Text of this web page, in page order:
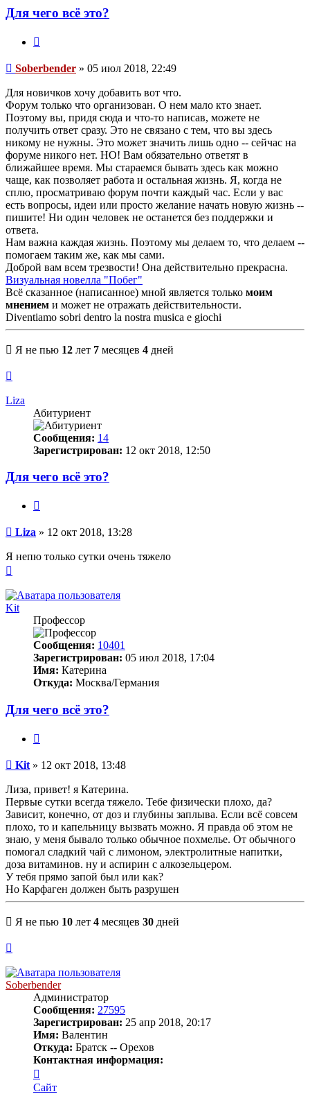
Soberbender
Для чего всё это?
Сообщение
Soberbender » 05 июл 2018, 22:49
Для новичков хочу добавить вот что.
Форум только что организован. О нем мало кто знает.
Поэтому вы, придя сюда и что-то написав, можете не
получить ответ сразу. Это не связано с тем, что вы здесь
никому не нужны. Это может значить лишь одно -- сейчас на
форуме никого нет. НО! Вам обязательно ответят в
ближайшее время. Мы стараемся бывать здесь как можно
чаще, как позволяет работа и остальная жизнь. Я, когда не
сплю, просматриваю форум почти каждый час. Если у вас
есть вопросы, идеи или просто желание начать новую жизнь --
пишите! Ни один человек не останется без поддержки и
ответа.
Нам важна каждая жизнь. Поэтому мы делаем то, что делаем --
помогаем таким же, как мы сами.
Доброй вам всем трезвости! Она действительно прекрасна.
Визуальная новелла "Побег"
Всё сказанное (написанное) мной является только моим
мнением и может не отражать действительности.
Diventiamo sobri dentro la nostra musica e giochi
Я не пью 12 лет 7 месяцев 4 дней
началу
Liza
Абитуриент
Сообщения: 14
Зарегистрирован: 12 окт 2018, 12:50
Для чего всё это?
Сообщение
Liza » 12 окт 2018, 13:28
Я непю только сутки очень тяжело
началу
Kit
Профессор
Сообщения: 10401
Зарегистрирован: 05 июл 2018, 17:04
Имя: Катерина
Откуда: Москва/Германия
Для чего всё это?
Сообщение
Kit » 12 окт 2018, 13:48
Лиза, привет! я Катерина.
Первые сутки всегда тяжело. Тебе физически плохо, да?
Зависит, конечно, от доз и глубины заплыва. Если всё совсем
плохо, то и капельницу вызвать можно. Я правда об этом не
знаю, у меня бывало только обычное похмелье. От обычного
помогал сладкий чай с лимоном, электролитные напитки,
доза витаминов. ну и аспирин с алкозельцером.
У тебя прямо запой был или как?
Но Карфаген должен быть разрушен
Я не пью 10 лет 4 месяцев 30 дней
началу
Soberbender
Администратор
Сообщения: 27595
Зарегистрирован: 25 апр 2018, 20:17
Имя: Валентин
Откуда: Братск -- Орехов
Контактная информация:
информация
Сайт